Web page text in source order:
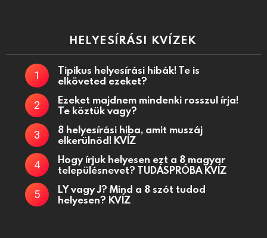
HELYESÍRÁSI KVÍZEK
Tipikus helyesírási hibák! Te is
elköveted ezeket?
Ezeket majdnem mindenki rosszul írja!
Te köztük vagy?
8 helyesírási hiba, amit muszáj
elkerülnöd! KVÍZ
Hogy írjuk helyesen ezt a 8 magyar
településnevet? TUDÁSPRÓBA KVÍZ
LY vagy J? Mind a 8 szót tudod
helyesen? KVÍZ